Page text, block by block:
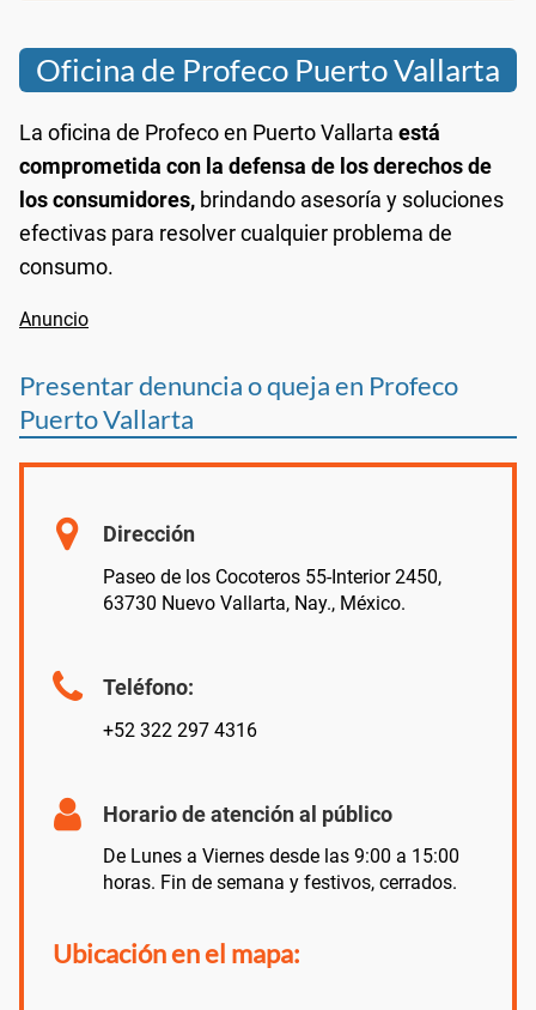
Oficina de Profeco Puerto Vallarta
La oficina de Profeco en Puerto Vallarta está
comprometida con la defensa de los derechos de
los consumidores, brindando asesoría y soluciones
efectivas para resolver cualquier problema de
consumo.
Presentar denuncia o queja en Profeco
Puerto Vallarta
Dirección
Paseo de los Cocoteros 55-Interior 2450,
63730 Nuevo Vallarta, Nay., México.
Teléfono:
+52 322 297 4316
Horario de atención al público
De Lunes a Viernes desde las 9:00 a 15:00
horas. Fin de semana y festivos, cerrados.
Ubicación en el mapa: